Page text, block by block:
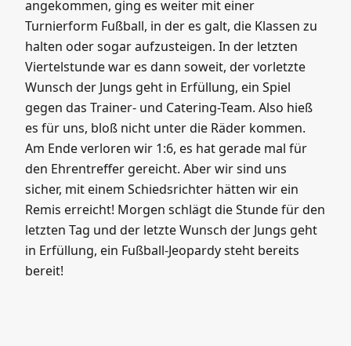
angekommen, ging es weiter mit einer
Turnierform Fußball, in der es galt, die Klassen zu
halten oder sogar aufzusteigen. In der letzten
Viertelstunde war es dann soweit, der vorletzte
Wunsch der Jungs geht in Erfüllung, ein Spiel
gegen das Trainer- und Catering-Team. Also hieß
es für uns, bloß nicht unter die Räder kommen.
Am Ende verloren wir 1:6, es hat gerade mal für
den Ehrentreffer gereicht. Aber wir sind uns
sicher, mit einem Schiedsrichter hätten wir ein
Remis erreicht! Morgen schlägt die Stunde für den
letzten Tag und der letzte Wunsch der Jungs geht
in Erfüllung, ein Fußball-Jeopardy steht bereits
bereit!